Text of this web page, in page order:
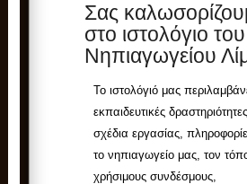
Σας
στο ιστολόγιο του
Νηπιαγωγείου
Το ιστολόγιό μας
εκπαιδευτικές
σχέδια εργασίας,
το νηπιαγωγείο μας, τον
χρήσιμους συνδέσμους,